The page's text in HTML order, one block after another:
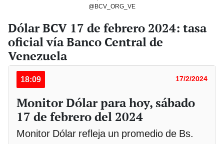
@BCV_ORG_VE
Dólar BCV 17 de febrero 2024: tasa
oficial vía Banco Central de
Venezuela
18:09 17/2/2024
Monitor Dólar para hoy, sábado
17 de febrero del 2024
Monitor Dólar refleja un promedio de Bs.